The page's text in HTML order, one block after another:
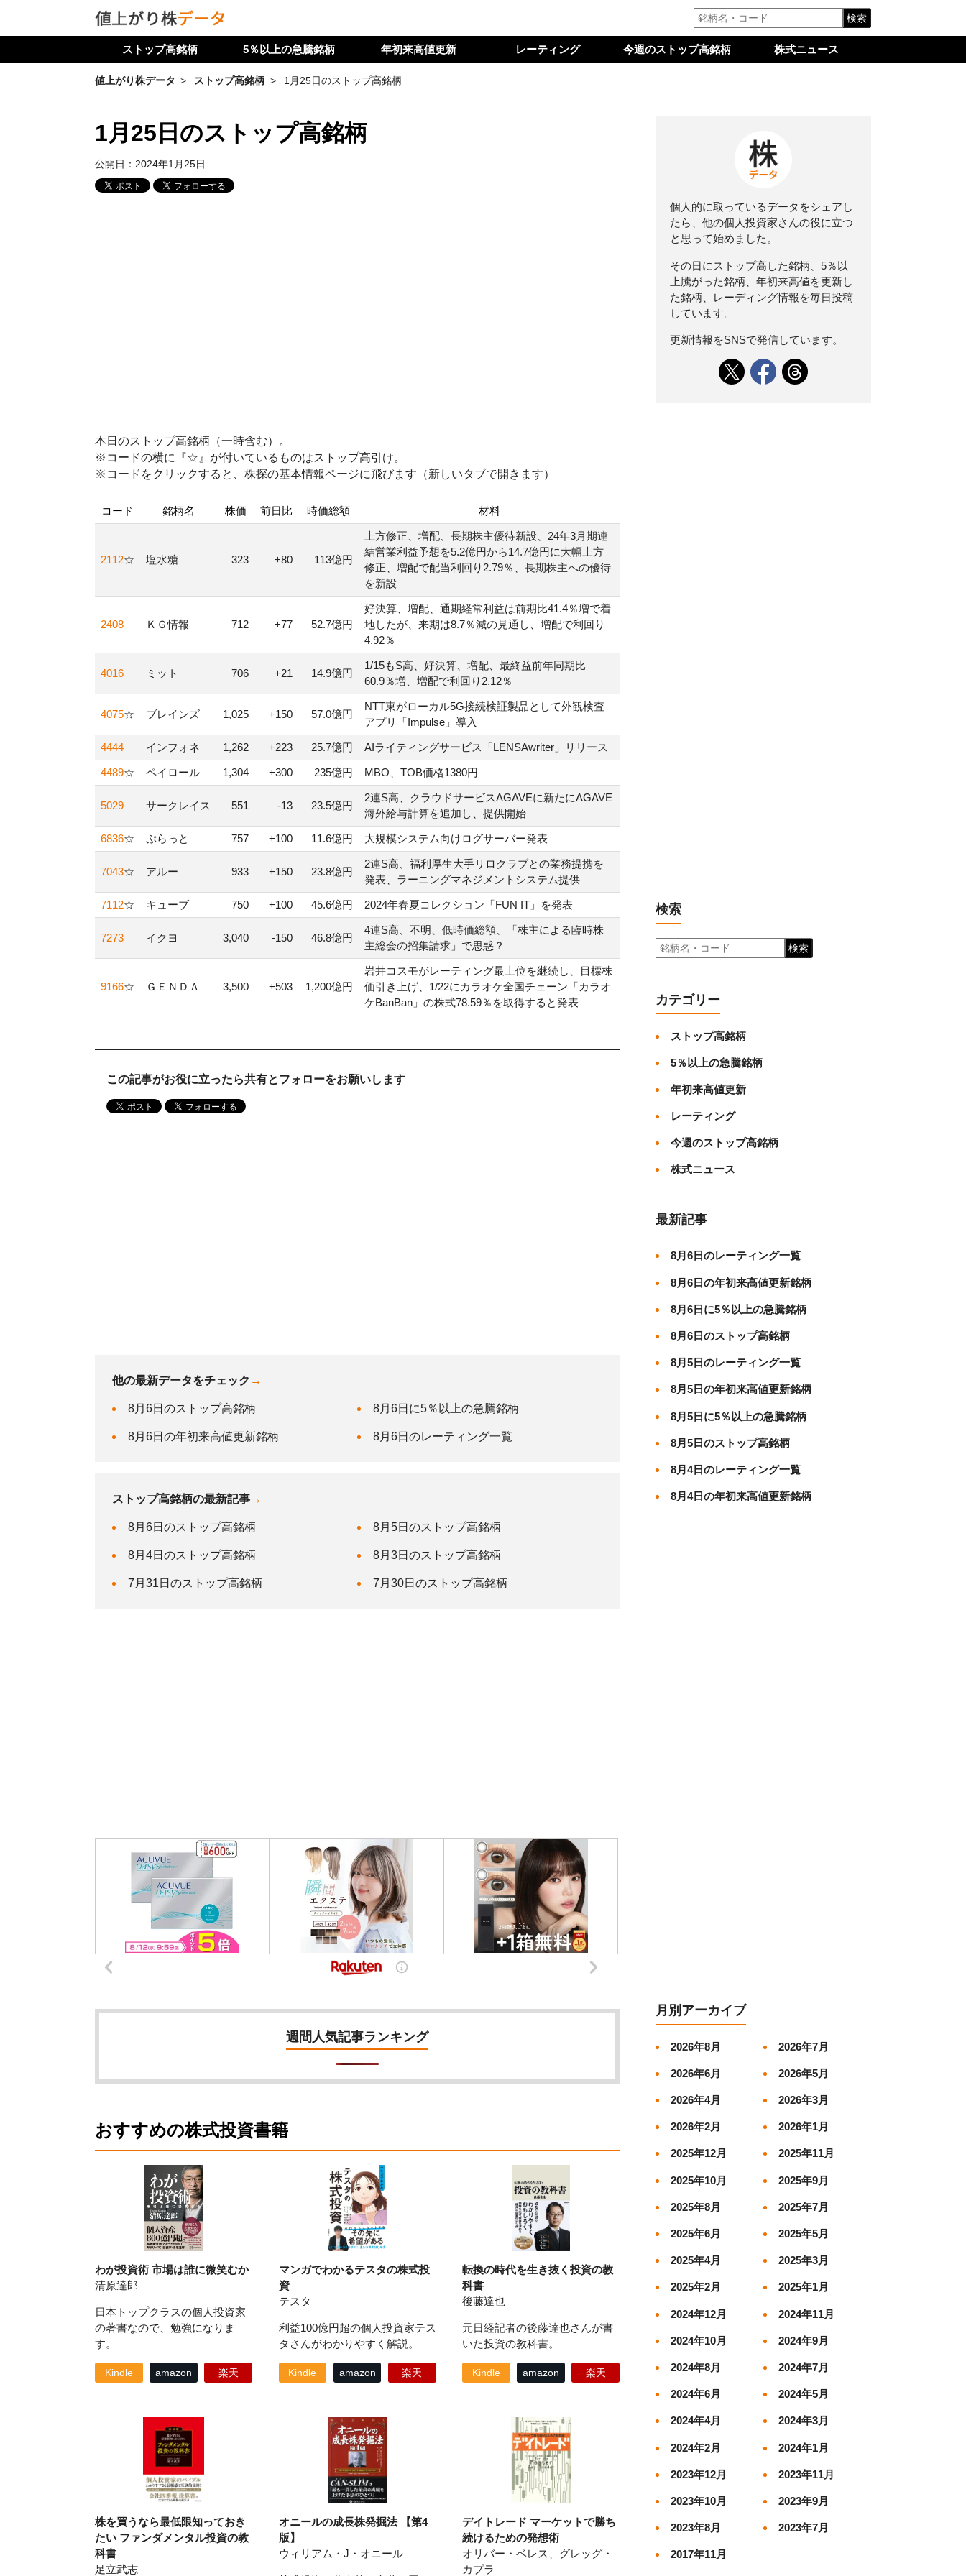
検索
ストップ高銘柄 5％以上の急騰銘柄 年初来高値更新 レーティング 今週のストップ高銘柄 株式ニュース
値上がり株データ ストップ高銘柄 1月25日のストップ高銘柄
1月25日のストップ高銘柄
公開日： 2024年1月25日
本日のストップ高銘柄（一時含む）。
※コードの横に『☆』が付いているものはストップ高引け。
※コードをクリックすると、株探の基本情報ページに飛びます（新しいタブで開きます）
コード 銘柄名 株価 前日比 時価総額 材料
2112☆ 塩水糖 323 +80 113億円
上方修正、増配、長期株主優待新設、24年3月期連
結営業利益予想を5.2億円から14.7億円に大幅上方
修正、増配で配当利回り2.79％、長期株主への優待
を新設
2408 ＫＧ情報 712 +77 52.7億円
好決算、増配、通期経常利益は前期比41.4％増で着
地したが、来期は8.7％減の見通し、増配で利回り
4.92％
4016 ミット 706 +21 14.9億円
1/15もS高、好決算、増配、最終益前年同期比
60.9％増、増配で利回り2.12％
4075☆ ブレインズ 1,025 +150 57.0億円
NTT東がローカル5G接続検証製品として外観検査
アプリ「Impulse」導入
4444 インフォネ 1,262 +223 25.7億円 AIライティングサービス「LENSAwriter」リリース
4489☆ ペイロール 1,304 +300 235億円 MBO、TOB価格1380円
5029 サークレイス 551 -13 23.5億円
2連S高、クラウドサービスAGAVEに新たにAGAVE
海外給与計算を追加し、提供開始
6836☆ ぷらっと 757 +100 11.6億円 大規模システム向けログサーバー発表
7043☆ アルー 933 +150 23.8億円
2連S高、福利厚生大手リロクラブとの業務提携を
発表、ラーニングマネジメントシステム提供
7112☆ キューブ 750 +100 45.6億円 2024年春夏コレクション「FUN IT」を発表
7273 イクヨ 3,040 -150 46.8億円
4連S高、不明、低時価総額、「株主による臨時株
主総会の招集請求」で思惑？
9166☆ ＧＥＮＤＡ 3,500 +503 1,200億円
岩井コスモがレーティング最上位を継続し、目標株
価引き上げ、1/22にカラオケ全国チェーン「カラオ
ケBanBan」の株式78.59％を取得すると発表
この記事がお役に立ったら共有とフォローをお願いします
他の最新データをチェック →
8月6日のストップ高銘柄 8月6日に5％以上の急騰銘柄
8月6日の年初来高値更新銘柄 8月6日のレーティング一覧
ストップ高銘柄の最新記事→
8月6日のストップ高銘柄 8月5日のストップ高銘柄
8月4日のストップ高銘柄 8月3日のストップ高銘柄
7月31日のストップ高銘柄 7月30日のストップ高銘柄
週間人気記事ランキング
おすすめの株式投資書籍
わが投資術 市場は誰に微笑むか
清原達郎
日本トップクラスの個人投資家
の著書なので、勉強になりま
す。
Kindle amazon 楽天
マンガでわかるテスタの株式投
資
テスタ
利益100億円超の個人投資家テス
タさんがわかりやすく解説。
Kindle amazon 楽天
転換の時代を生き抜く投資の教
科書
後藤達也
元日経記者の後藤達也さんが書
いた投資の教科書。
Kindle amazon 楽天
株を買うなら最低限知っておき
たい ファンダメンタル投資の教
科書
足立武志
オニールの成長株発掘法 【第4
版】
ウィリアム・J・オニール
デイトレード マーケットで勝ち
続けるための発想術
オリバー・ベレス、グレッグ・
カプラ
個人的に取っているデータをシェアし
たら、他の個人投資家さんの役に立つ
と思って始めました。
その日にストップ高した銘柄、5％以
上騰がった銘柄、年初来高値を更新し
た銘柄、レーディング情報を毎日投稿
しています。
更新情報をSNSで発信しています。
検索
検索
カテゴリー
ストップ高銘柄
5％以上の急騰銘柄
年初来高値更新
レーティング
今週のストップ高銘柄
株式ニュース
最新記事
8月6日のレーティング一覧
8月6日の年初来高値更新銘柄
8月6日に5％以上の急騰銘柄
8月6日のストップ高銘柄
8月5日のレーティング一覧
8月5日の年初来高値更新銘柄
8月5日に5％以上の急騰銘柄
8月5日のストップ高銘柄
8月4日のレーティング一覧
8月4日の年初来高値更新銘柄
月別アーカイブ
2026年8月 2026年7月
2026年6月 2026年5月
2026年4月 2026年3月
2026年2月 2026年1月
2025年12月 2025年11月
2025年10月 2025年9月
2025年8月 2025年7月
2025年6月 2025年5月
2025年4月 2025年3月
2025年2月 2025年1月
2024年12月 2024年11月
2024年10月 2024年9月
2024年8月 2024年7月
2024年6月 2024年5月
2024年4月 2024年3月
2024年2月 2024年1月
2023年12月 2023年11月
2023年10月 2023年9月
2023年8月 2023年7月
2017年11月